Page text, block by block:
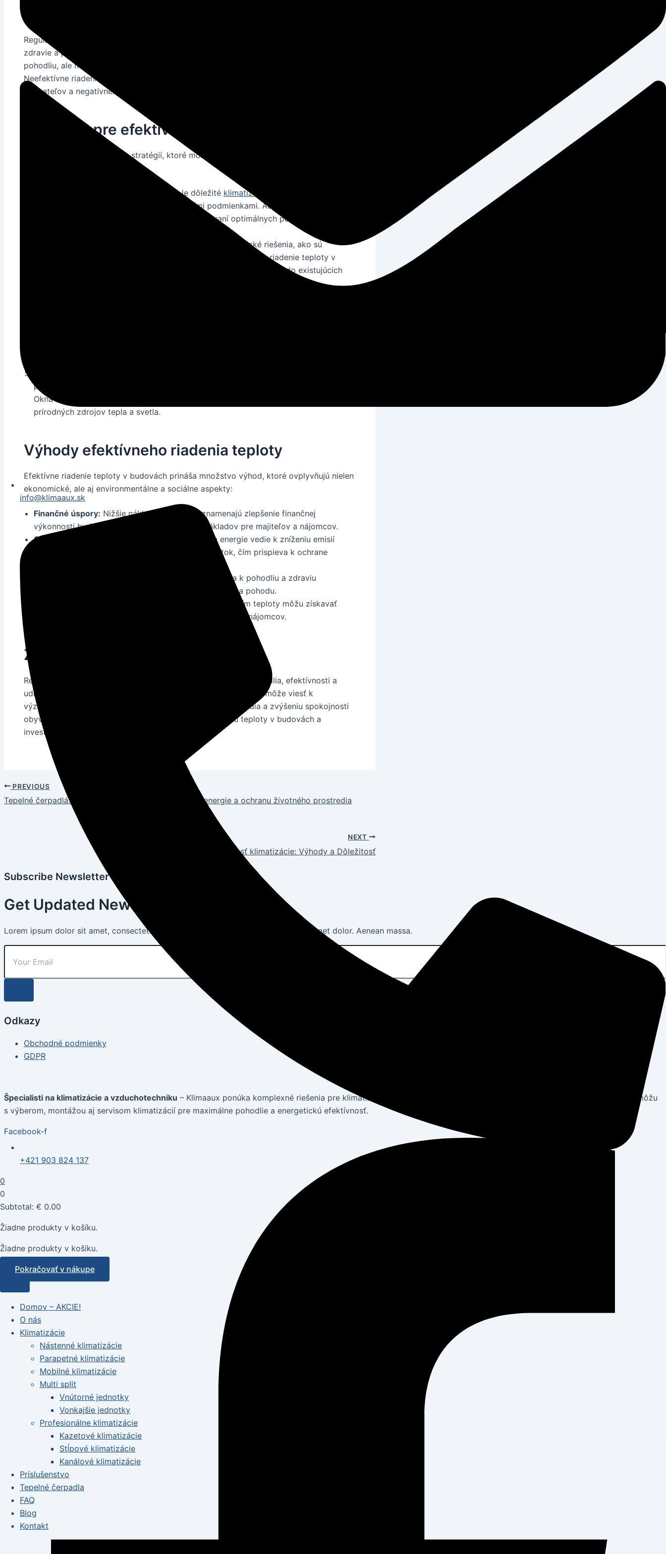
info@klimaaux.sk
+421 903 824 137
0
0
Subtotal: € 0.00
Žiadne produkty v košíku.
Žiadne produkty v košíku.
Pokračovať v nákupe
Domov – AKCIE!
O nás
Klimatizácie
Nástenné klimatizácie
Parapetné klimatizácie
Mobilné klimatizácie
Multi split
Vnútorné jednotky
Vonkajšie jednotky
Profesionálne klimatizácie
Kazetové klimatizácie
Stĺpové klimatizácie
Kanálové klimatizácie
Príslušenstvo
Tepelné čerpadla
FAQ
Blog
Kontakt
Regulácia teploty v budovách je základným aspektom, ktorý ovplyvňuje pohodlie,
zdravie a produktivitu obyvateľov. Zabezpečenie optimálnej teploty nielenže prispieva k
pohodliu, ale má aj významný dopad na ekonomiku, životné prostredie a obraz značky.
Neefektívne riadenie teploty môže viesť k vyšším nákladom na energiu, nepohodliu
obyvateľov a negatívnemu vplyvu na životné prostredie.
Stratégie pre efektívne riadenie teploty
Existuje niekoľko kľúčových stratégií, ktoré možno uplatniť pre dosiahnutie efektívneho
klimatizácieJe dôležité klimatizáciu
v súlade s aktuálnymi potrebami a vonkajšími podmienkami. Automatické riadiace
systémy môžu byť veľkým prínosom pri dosahovaní optimálnych podmienok v
Moderné technologické riešenia, ako sú
inteligentné termostaty a senzory, umožňujú presné meranie a riadenie teploty v
rôznych častiach budovy. Tieto technológie môžu byť integrované do existujúcich
prirodzeného vetrania môže znížiť potrebu
Okná a ventilácie treba navrhnúť a umiestniť tak, aby umožňovali efektívne využitie
prírodných zdrojov tepla a svetla.
Výhody efektívneho riadenia teploty
Efektívne riadenie teploty v budovách prináša množstvo výhod, ktoré ovplyvňujú nielen
ekonomické, ale aj environmentálne a sociálne aspekty:
Finančné úspory: Nižšie náklady na energiu znamenajú zlepšenie finančnej
výkonnosti budov a zníženie prevádzkových nákladov pre majiteľov a nájomcov.
Ochrana životného prostredia:
Menšia spotreba energie vedie k zníženiu emisií
skleníkových plynov a ostatných znečisťujúcich látok, čím prispieva k ochrane
Stabilná teplota v budove prispieva k pohodliu a zdraviu
obyvateľov, čo má pozitívny vplyv na ich produktivitu a pohodu.
Budovy s efektívnym riadením teploty môžu získavať
pozitívny obraz značky a prilákať viac zákazníkov alebo nájomcov.
Záver
Regulácia teploty v budovách je kľúčová pre zabezpečenie pohodlia, efektívnosti a
udržateľnosti. Implementácia efektívnych stratégií a technológií môže viesť k
významným finančným úsporám, ochrane životného prostredia a zvýšeniu spokojnosti
obyvateľov. Preto je dôležité venovať pozornosť riadeniu teploty v budovách a
investovať do jej optimalizácie.
PREVIOUS
Tepelné čerpadlá: Revolučná technológia pre úsporu energie a ochranu životného prostredia
NEXT
Energetická efektívnosť klimatizácie: Výhody a Dôležitosť
Subscribe Newsletter
Get Updated News
Lorem ipsum dolor sit amet, consectetuer adipiscing elit. Aenean commodo ligula eget dolor. Aenean massa.
Odkazy
Obchodné podmienky
GDPR
Špecialisti na klimatizácie a vzduchotechniku – Klimaaux ponúka komplexné riešenia pre klimatizovanie bytov, domov a komerčných priestorov. Naši odborníci vám pomôžu
s výberom, montážou aj servisom klimatizácií pre maximálne pohodlie a energetickú efektívnosť.
Facebook-f